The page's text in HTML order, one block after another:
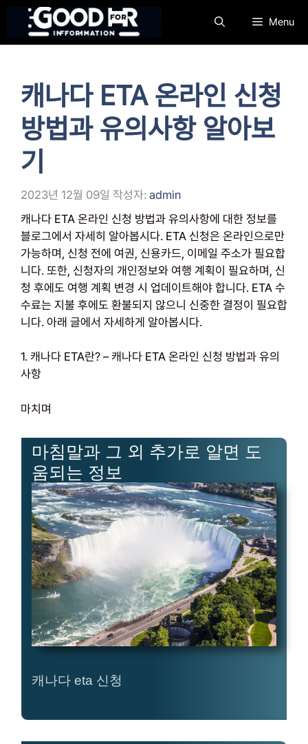
츠
Menu
캐나다 ETA 온라인 신청
방법과 유의사항 알아보
기
2023년 12월 09일 작성자: admin
캐나다 ETA 온라인 신청 방법과 유의사항에 대한 정보를
블로그에서 자세히 알아봅시다. ETA 신청은 온라인으로만
가능하며, 신청 전에 여권, 신용카드, 이메일 주소가 필요합
니다. 또한, 신청자의 개인정보와 여행 계획이 필요하며, 신
청 후에도 여행 계획 변경 시 업데이트해야 합니다. ETA 수
수료는 지불 후에도 환불되지 않으니 신중한 결정이 필요합
니다. 아래 글에서 자세하게 알아봅시다.
1. 캐나다 ETA란? – 캐나다 ETA 온라인 신청 방법과 유의
사항
마치며
마침말과 그 외 추가로 알면 도
움되는 정보
캐나다 eta 신청